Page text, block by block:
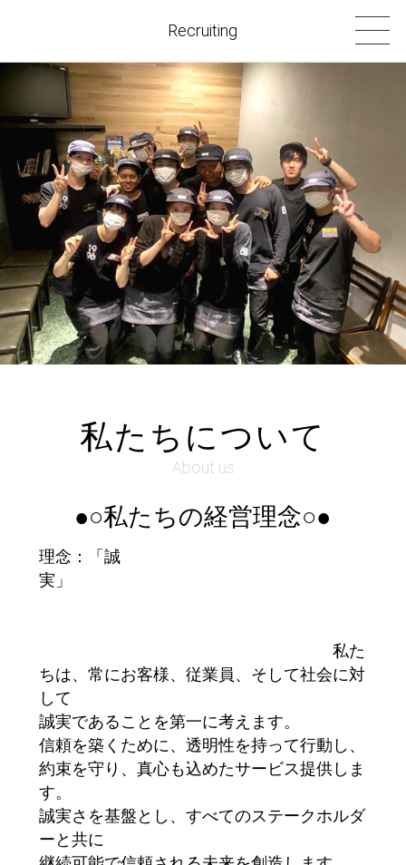
Recruiting
私たちについて
About us
●○私たちの経営理念○●
理念：「誠
実」
私た
ちは、常にお客様、従業員、そして社会に対
して
誠実であることを第一に考えます。
信頼を築くために、透明性を持って行動し、
約束を守り、真心も込めたサービス提供しま
す。
誠実さを基盤とし、すべてのステークホルダ
ーと共に